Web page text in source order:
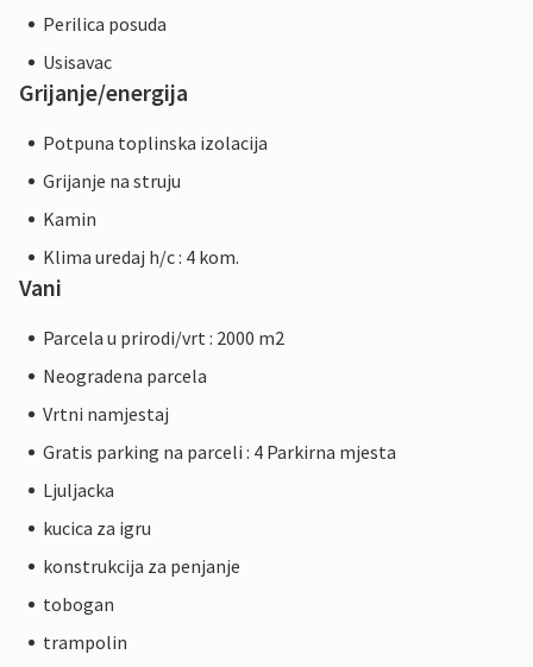
Perilica posuda
Usisavac
Grijanje/energija
Potpuna toplinska izolacija
Grijanje na struju
Kamin
Klima uredaj h/c : 4 kom.
Vani
Parcela u prirodi/vrt : 2000 m2
Neogradena parcela
Vrtni namjestaj
Gratis parking na parceli : 4 Parkirna mjesta
Ljuljacka
kucica za igru
konstrukcija za penjanje
tobogan
trampolin